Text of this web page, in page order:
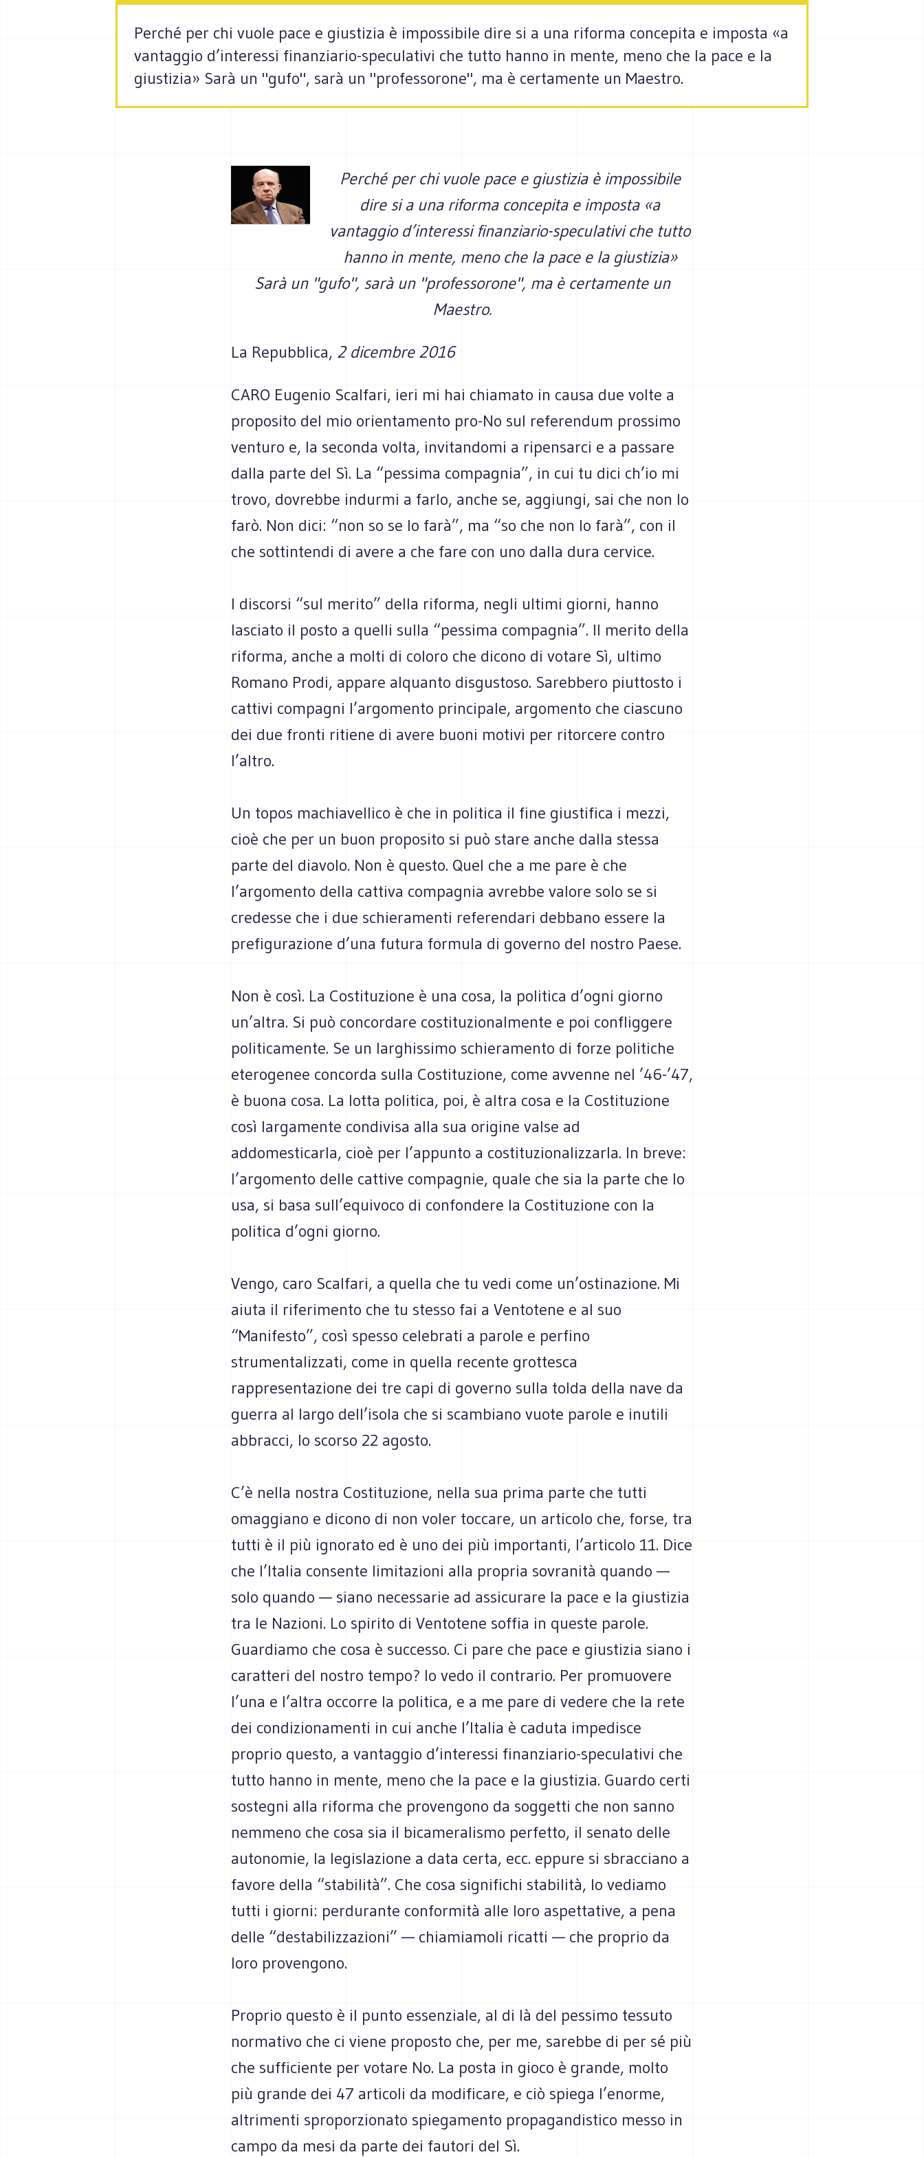
Perché per chi vuole pace e giustizia è impossibile dire si a una riforma concepita e imposta «a
vantaggio d’interessi finanziario-speculativi che tutto hanno in mente, meno che la pace e la
giustizia» Sarà un "gufo", sarà un "professorone", ma è certamente un Maestro.
Perché per chi vuole pace e giustizia è impossibile
dire si a una riforma concepita e imposta «a
vantaggio d’interessi finanziario-speculativi che tutto
hanno in mente, meno che la pace e la giustizia»
Sarà un "gufo", sarà un "professorone", ma è certamente un
Maestro.
La Repubblica, 2 dicembre 2016
CARO Eugenio Scalfari, ieri mi hai chiamato in causa due volte a
proposito del mio orientamento pro-No sul referendum prossimo
venturo e, la seconda volta, invitandomi a ripensarci e a passare
dalla parte del Sì. La “pessima compagnia”, in cui tu dici ch’io mi
trovo, dovrebbe indurmi a farlo, anche se, aggiungi, sai che non lo
farò. Non dici: “non so se lo farà”, ma “so che non lo farà”, con il
che sottintendi di avere a che fare con uno dalla dura cervice.
I discorsi “sul merito” della riforma, negli ultimi giorni, hanno
lasciato il posto a quelli sulla “pessima compagnia”. Il merito della
riforma, anche a molti di coloro che dicono di votare Sì, ultimo
Romano Prodi, appare alquanto disgustoso. Sarebbero piuttosto i
cattivi compagni l’argomento principale, argomento che ciascuno
dei due fronti ritiene di avere buoni motivi per ritorcere contro
l’altro.
Un topos machiavellico è che in politica il fine giustifica i mezzi,
cioè che per un buon proposito si può stare anche dalla stessa
parte del diavolo. Non è questo. Quel che a me pare è che
l’argomento della cattiva compagnia avrebbe valore solo se si
credesse che i due schieramenti referendari debbano essere la
prefigurazione d’una futura formula di governo del nostro Paese.
Non è così. La Costituzione è una cosa, la politica d’ogni giorno
un’altra. Si può concordare costituzionalmente e poi confliggere
politicamente. Se un larghissimo schieramento di forze politiche
eterogenee concorda sulla Costituzione, come avvenne nel ’46-’47,
è buona cosa. La lotta politica, poi, è altra cosa e la Costituzione
così largamente condivisa alla sua origine valse ad
addomesticarla, cioè per l’appunto a costituzionalizzarla. In breve:
l’argomento delle cattive compagnie, quale che sia la parte che lo
usa, si basa sull’equivoco di confondere la Costituzione con la
politica d’ogni giorno.
Vengo, caro Scalfari, a quella che tu vedi come un’ostinazione. Mi
aiuta il riferimento che tu stesso fai a Ventotene e al suo
“Manifesto”, così spesso celebrati a parole e perfino
strumentalizzati, come in quella recente grottesca
rappresentazione dei tre capi di governo sulla tolda della nave da
guerra al largo dell’isola che si scambiano vuote parole e inutili
abbracci, lo scorso 22 agosto.
C’è nella nostra Costituzione, nella sua prima parte che tutti
omaggiano e dicono di non voler toccare, un articolo che, forse, tra
tutti è il più ignorato ed è uno dei più importanti, l’articolo 11. Dice
che l’Italia consente limitazioni alla propria sovranità quando —
solo quando — siano necessarie ad assicurare la pace e la giustizia
tra le Nazioni. Lo spirito di Ventotene soffia in queste parole.
Guardiamo che cosa è successo. Ci pare che pace e giustizia siano i
caratteri del nostro tempo? Io vedo il contrario. Per promuovere
l’una e l’altra occorre la politica, e a me pare di vedere che la rete
dei condizionamenti in cui anche l’Italia è caduta impedisce
proprio questo, a vantaggio d’interessi finanziario-speculativi che
tutto hanno in mente, meno che la pace e la giustizia. Guardo certi
sostegni alla riforma che provengono da soggetti che non sanno
nemmeno che cosa sia il bicameralismo perfetto, il senato delle
autonomie, la legislazione a data certa, ecc. eppure si sbracciano a
favore della “stabilità”. Che cosa significhi stabilità, lo vediamo
tutti i giorni: perdurante conformità alle loro aspettative, a pena
delle “destabilizzazioni” — chiamiamoli ricatti — che proprio da
loro provengono.
Proprio questo è il punto essenziale, al di là del pessimo tessuto
normativo che ci viene proposto che, per me, sarebbe di per sé più
che sufficiente per votare No. La posta in gioco è grande, molto
più grande dei 47 articoli da modificare, e ciò spiega l’enorme,
altrimenti sproporzionato spiegamento propagandistico messo in
campo da mesi da parte dei fautori del Sì.